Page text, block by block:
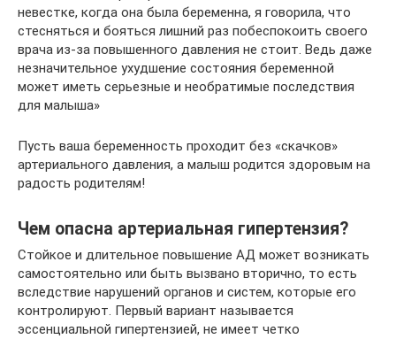
невестке, когда она была беременна, я говорила, что
стесняться и бояться лишний раз побеспокоить своего
врача из-за повышенного давления не стоит. Ведь даже
незначительное ухудшение состояния беременной
может иметь серьезные и необратимые последствия
для малыша»
Пусть ваша беременность проходит без «скачков»
артериального давления, а малыш родится здоровым на
радость родителям!
Чем опасна артериальная гипертензия?
Стойкое и длительное повышение АД может возникать
самостоятельно или быть вызвано вторично, то есть
вследствие нарушений органов и систем, которые его
контролируют. Первый вариант называется
эссенциальной гипертензией, не имеет четко